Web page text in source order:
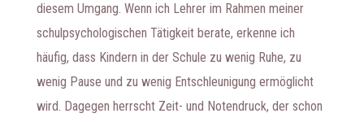
diesem Umgang. Wenn ich Lehrer im Rahmen meiner
schulpsychologischen Tätigkeit berate, erkenne ich
häufig, dass Kindern in der Schule zu wenig Ruhe, zu
wenig Pause und zu wenig Entschleunigung ermöglicht
wird. Dagegen herrscht Zeit- und Notendruck, der schon